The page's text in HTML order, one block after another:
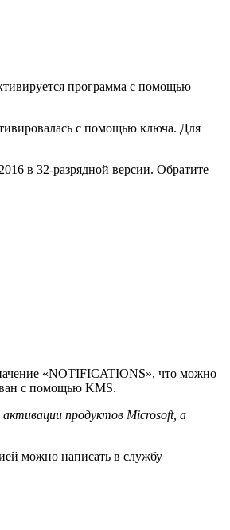
программа с помощью
с помощью ключа. Для
в 32-разрядной версии. Обратите
«NOTIFICATIONS», что можно
с помощью KMS.
продуктов Microsoft, а
можно написать в службу